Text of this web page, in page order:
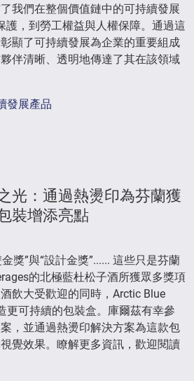
我們在整個價值鏈中的可持續發展
，到勞工權益與人權保障。通過這
顯了可持續發展為企業的重要組成
伴清晰、透明地傳達了其在該領域
發展產品
光：通過熱燙印為芬蘭獲
裝增添亮點
獎”與“設計金獎”...... 這些只是芬蘭
的北極藍杜松子酒所獲眾多獎項
飲大受歡迎的同時，Arctic Blue
更可持續的包裝盒。庫爾茲有幸參
，並通過熱燙印解決方案為這款包
覺效果。瞭解更多資訊，歡迎閱讀